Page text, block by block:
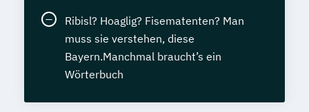
Ribisl? Hoaglig? Fisematenten? Man
muss sie verstehen, diese
Bayern.Manchmal braucht’s ein
Wörterbuch